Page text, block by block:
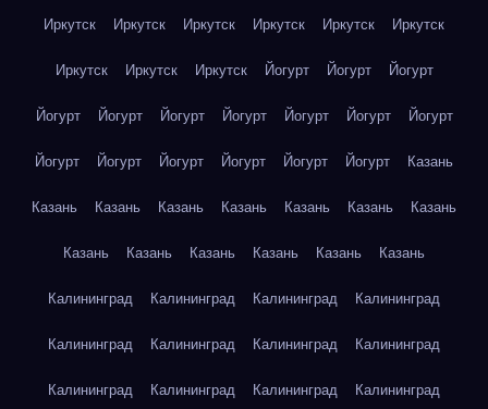
Иркутск Иркутск Иркутск Иркутск Иркутск Иркутск
Иркутск Иркутск Иркутск Йогурт Йогурт Йогурт
Йогурт Йогурт Йогурт Йогурт Йогурт Йогурт Йогурт
Йогурт Йогурт Йогурт Йогурт Йогурт Йогурт Казань
Казань Казань Казань Казань Казань Казань Казань
Казань Казань Казань Казань Казань Казань
Калининград Калининград Калининград Калининград
Калининград Калининград Калининград Калининград
Калининград Калининград Калининград Калининград